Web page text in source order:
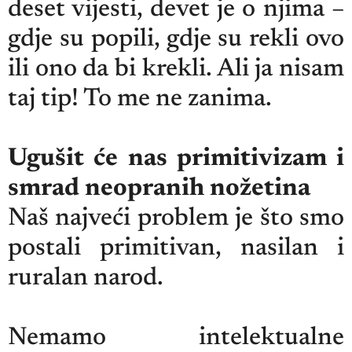
deset vijesti, devet je o njima –
gdje su popili, gdje su rekli ovo
ili ono da bi krekli. Ali ja nisam
taj tip! To me ne zanima.
Ugušit će nas primitivizam i
smrad neopranih nožetina
Naš najveći problem je što smo
postali primitivan, nasilan i
ruralan narod.
Nemamo intelektualne